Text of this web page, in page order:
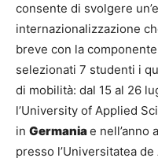
consente di svolgere
internazionalizzazione
breve con la
selezionati 7 studenti i
di mobilità: dal 15 al 26
l’University of Applied
in Germaniae nell’anno
presso l’Universitatea